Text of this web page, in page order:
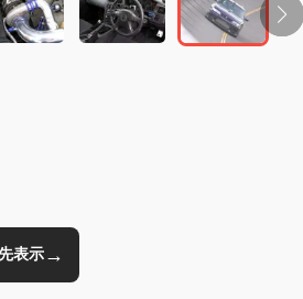
表示→